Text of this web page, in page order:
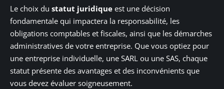
Le choix du statut juridique est une décision
fondamentale qui impactera la responsabilité, les
obligations comptables et fiscales, ainsi que les démarches
administratives de votre entreprise. Que vous optiez pour
une entreprise individuelle, une SARL ou une SAS, chaque
statut présente des avantages et des inconvénients que
vous devez évaluer soigneusement.